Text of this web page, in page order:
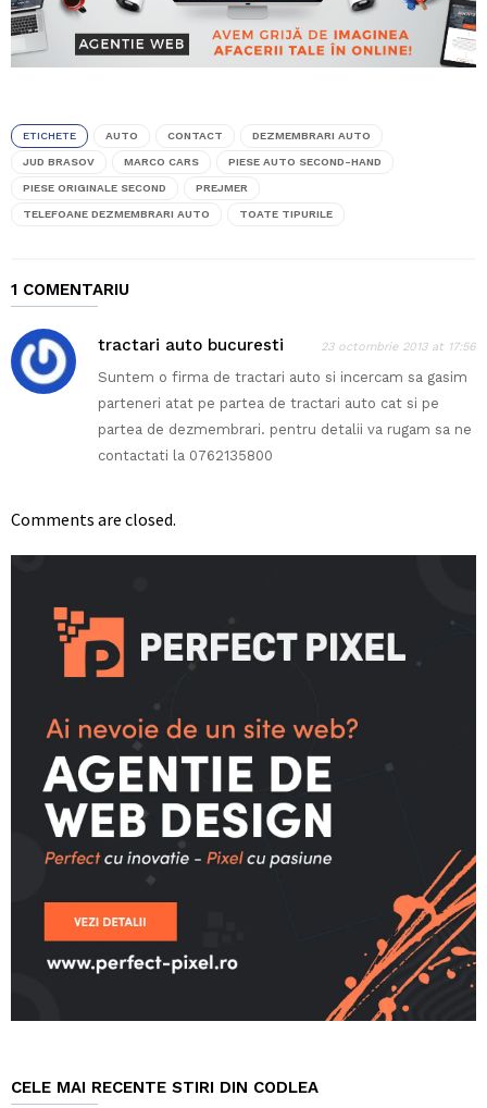
ETICHETE AUTO CONTACT DEZMEMBRARI AUTO
JUD BRASOV MARCO CARS PIESE AUTO SECOND-HAND
PIESE ORIGINALE SECOND PREJMER
TELEFOANE DEZMEMBRARI AUTO TOATE TIPURILE
1 COMENTARIU
tractari auto bucuresti 23 octombrie 2013 at 17:56
Suntem o firma de tractari auto si incercam sa gasim
parteneri atat pe partea de tractari auto cat si pe
partea de dezmembrari. pentru detalii va rugam sa ne
contactati la 0762135800
Comments are closed.
CELE MAI RECENTE STIRI DIN CODLEA